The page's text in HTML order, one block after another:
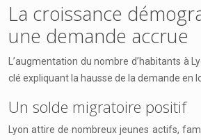
La croissance
une demande accrue
L’augmentation du nombre d’habitants à
clé expliquant la hausse de la demande en
Un solde migratoire positif
Lyon attire de nombreux jeunes actifs,